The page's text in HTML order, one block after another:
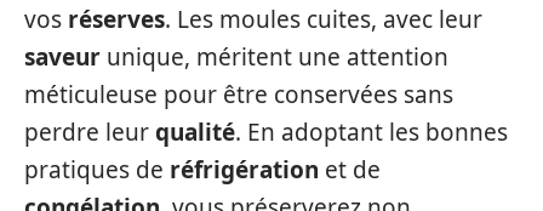
vos réserves. Les moules cuites, avec leur
saveur unique, méritent une attention
méticuleuse pour être conservées sans
perdre leurqualité. En adoptant les bonnes
pratiques de réfrigération et de